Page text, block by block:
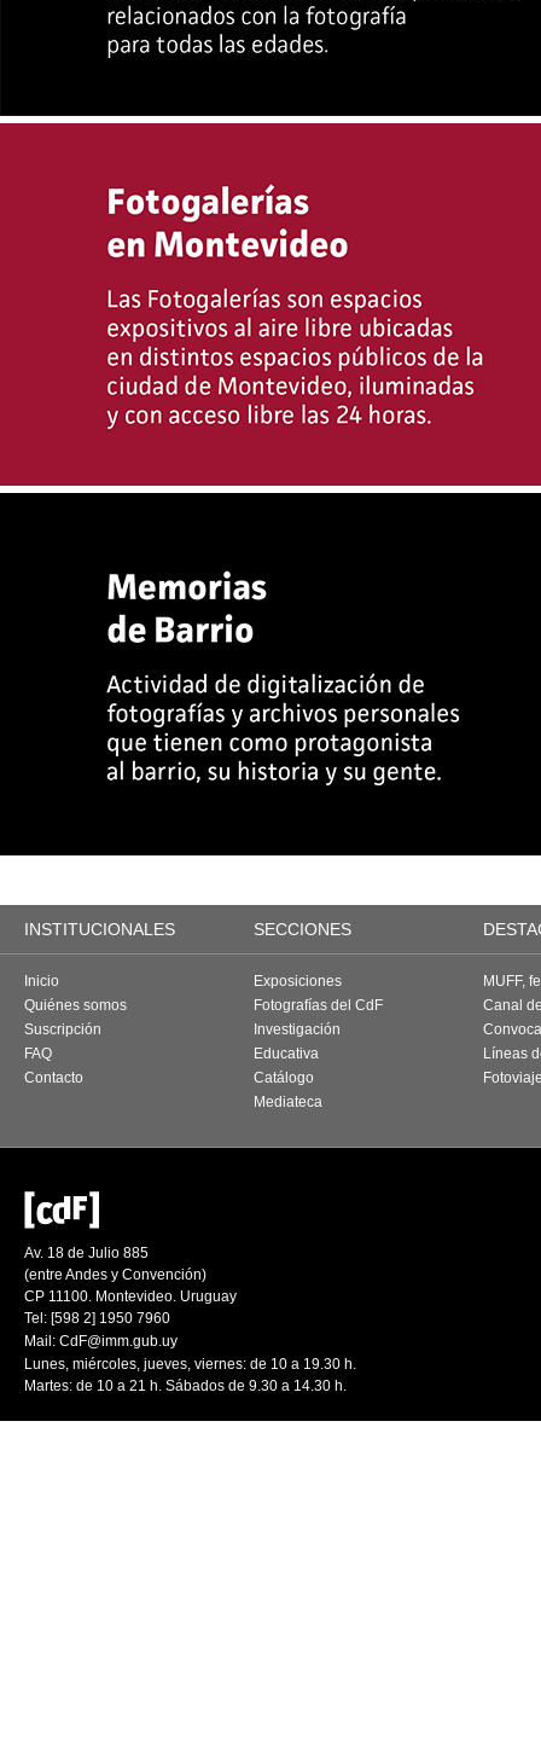
INSTITUCIONALES SECCIONES
Inicio
Quiénes somos
Suscripción
FAQ
Contacto
Exposiciones
Fotografías del CdF
Investigación
Educativa
Catálogo
Mediateca
MUFF,
Canal
Líneas
Av. 18 de Julio 885
(entre Andes y Convención)
CP 11100. Montevideo. Uruguay
Tel: [598 2] 1950 7960
Mail: CdF@imm.gub.uy
Lunes, miércoles, jueves, viernes: de 10 a 19.30 h.
Martes: de 10 a 21 h. Sábados de 9.30 a 14.30 h.